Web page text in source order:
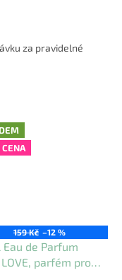
za pravidelné
CENA
159 Kč –12 %
Eau de Parfum
LOVE, parfém pro